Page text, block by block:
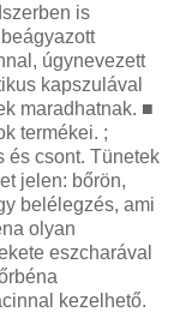
is
úgynevezett
kapszulával
maradhatnak. ■
termékei. ;
és csont. Tünetek
jelen: bőrön,
belélegzés, ami
olyan
eszcharával
kezelhető.